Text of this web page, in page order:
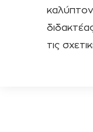
τις